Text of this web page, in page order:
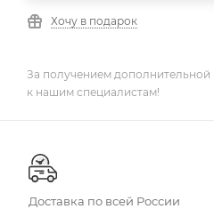
Хочу в подарок
За получением
к нашим специалистам!
Доставка по всей России